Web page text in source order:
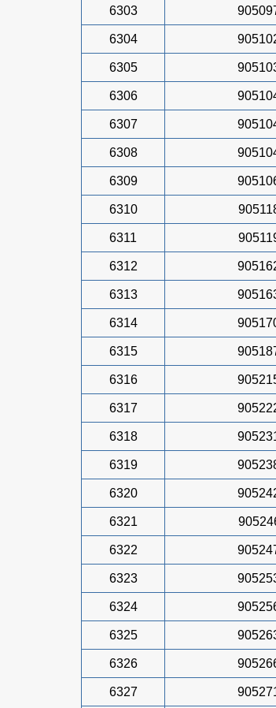
6303
6304
6305
6306
6307
6308
6309
6310
6311
6312
6313
6314
6315
6316
6317
6318
6319
6320
6321
6322
6323
6324
6325
6326
6327